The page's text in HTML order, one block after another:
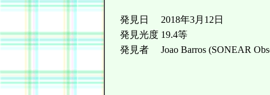
発見日
2018年3月12日
発見光度 19.4等
発見者
Joao Barros (SONEAR